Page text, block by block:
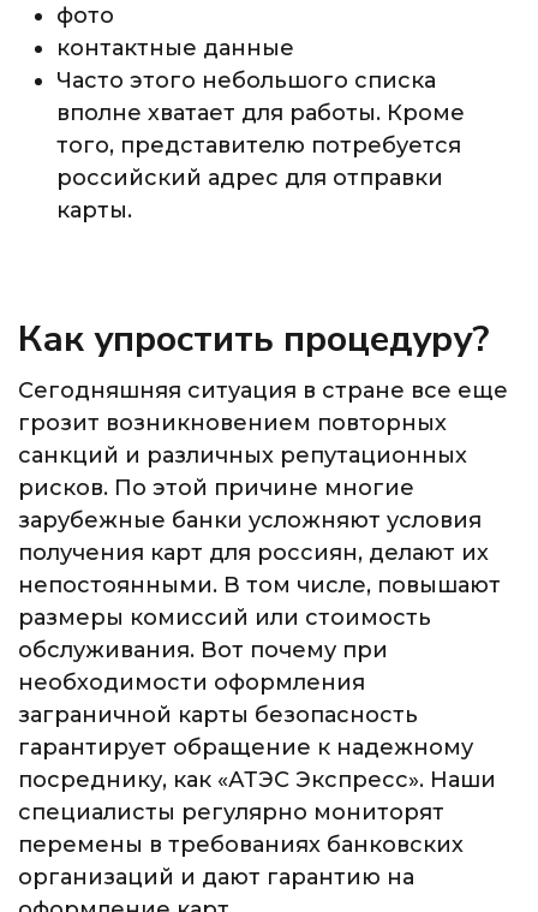
фото
контактные данные
Часто этого небольшого списка
вполне хватает для работы. Кроме
того, представителю потребуется
российский адрес для отправки
карты.
Как упростить процедуру?
Сегодняшняя ситуация в стране все еще
грозит возникновением повторных
санкций и различных репутационных
рисков. По этой причине многие
зарубежные банки усложняют условия
получения карт для россиян, делают их
непостоянными. В том числе, повышают
размеры комиссий или стоимость
обслуживания. Вот почему при
необходимости оформления
заграничной карты безопасность
гарантирует обращение к надежному
посреднику, как «АТЭС Экспресс». Наши
специалисты регулярно мониторят
перемены в требованиях банковских
организаций и дают гарантию на